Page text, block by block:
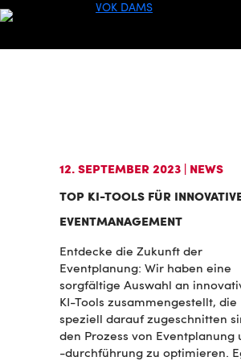
12. SEPTEMBER 2023 | NEWS
TOP KI-TOOLS FÜR
EVENTMANAGEMENT
Entdecke die Zukunft der
Eventplanung: Wir haben eine
sorgfältige Auswahl an
KI-Tools zusammengestellt, die
speziell darauf zugeschnitten
den Prozess von Eventplanung
-durchführung zu optimieren.